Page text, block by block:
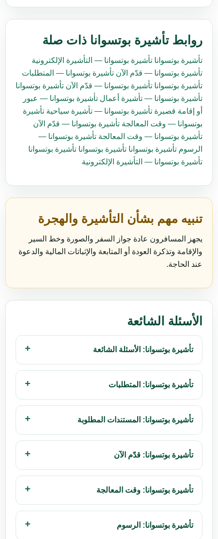
روابط تأشيرة بوتسوانا ذات صلة
تأشيرة بوتسوانا تأشيرة بوتسوانا — التأشيرة الإلكترونية
تأشيرة بوتسوانا — قدّم الآن تأشيرة بوتسوانا — المتطلبات
تأشيرة بوتسوانا تأشيرة بوتسوانا — قدّم الآن تأشيرة بوتسوانا
تأشيرة بوتسوانا — تأشيرة أعمال تأشيرة بوتسوانا — عبور
أو إقامة قصيرة تأشيرة بوتسوانا — تأشيرة سياحية تأشيرة
بوتسوانا — وقت المعالجة تأشيرة بوتسوانا — قدّم الآن
تأشيرة بوتسوانا — وقت المعالجة تأشيرة بوتسوانا —
الرسوم تأشيرة بوتسوانا تأشيرة بوتسوانا تأشيرة بوتسوانا
تأشيرة بوتسوانا — التأشيرة الإلكترونية
تنبيه مهم بشأن التأشيرة والهجرة
يجهز المسافرون عادة جواز السفر والصورة وخط السير
والإقامة وتذكرة العودة أو المتابعة والإثباتات المالية والدعوة
عند الحاجة.
الأسئلة الشائعة
تأشيرة بوتسوانا: الأسئلة الشائعة
تأشيرة بوتسوانا: المتطلبات
تأشيرة بوتسوانا: المستندات المطلوبة
تأشيرة بوتسوانا: قدّم الآن
تأشيرة بوتسوانا: وقت المعالجة
تأشيرة بوتسوانا: الرسوم